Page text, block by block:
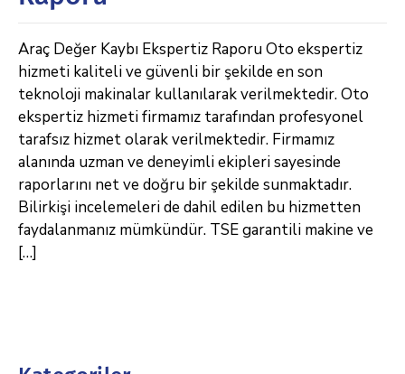
Araç Değer Kaybı Ekspertiz Raporu Oto ekspertiz
hizmeti kaliteli ve güvenli bir şekilde en son
teknoloji makinalar kullanılarak verilmektedir. Oto
ekspertiz hizmeti firmamız tarafından profesyonel
tarafsız hizmet olarak verilmektedir. Firmamız
alanında uzman ve deneyimli ekipleri sayesinde
raporlarını net ve doğru bir şekilde sunmaktadır.
Bilirkişi incelemeleri de dahil edilen bu hizmetten
faydalanmanız mümkündür. TSE garantili makine ve
[…]